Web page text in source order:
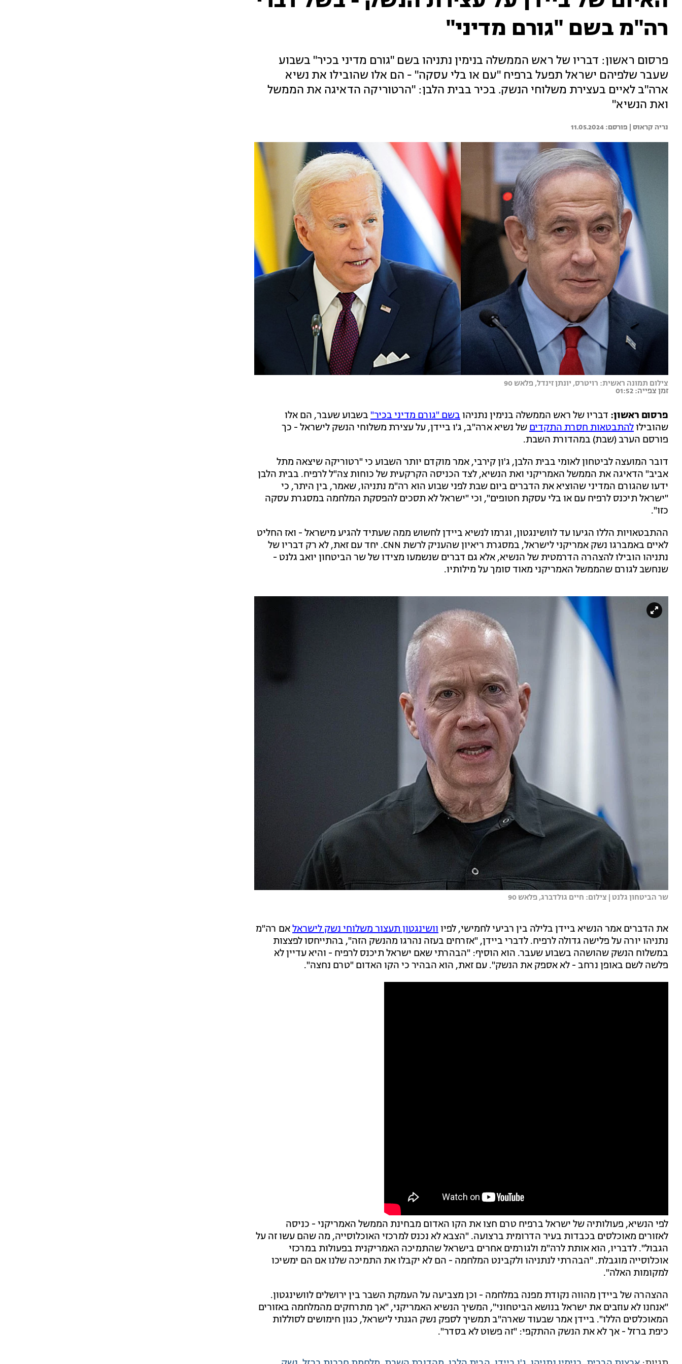
רה"מ בשם "גורם מדיני"
פרסום ראשון: דבריו של ראש הממשלה בנימין נתניהו בשם "גורם מדיני בכיר" בשבוע
שעבר שלפיהם ישראל תפעל ברפיח "עם או בלי עסקה" - הם אלו שהובילו את נשיא
ארה"ב לאיים בעצירת משלוחי הנשק. בכיר בבית הלבן: "הרטוריקה הדאיגה את הממשל
ואת הנשיא"
נריה קראוס | 11.05.2024
צילום תמונה ראשית: רויטרס, יונתן זינדל, פלאש 90
זמן צפייה: 01:52
פרסום ראשון: דבריו של ראש הממשלה בנימין נתניהובשם "גורם מדיני בכיר" בשבוע שעבר, הם אלו
שהובילולהתבטאות חסרת התקדיםשל נשיא ארה"ב, ג'ו ביידן, על עצירת משלוחי הנשק לישראל - כך
פורסם הערב (שבת) במהדורת השבת.
דובר המועצה לביטחון לאומי בבית הלבן, ג'ון קירבי, אמר מוקדם יותר השבוע כי "רטוריקה שיצאה מתל
אביב" הדאיגה את הממשל האמריקני ואת הנשיא, לצד הכניסה הקרקעית של כוחות צה"ל לרפיח. בבית הלבן
ידעו שהגורם המדיני שהוציא את הדברים ביום שבת לפני שבוע הוא רה"מ נתניהו, שאמר, בין היתר, כי
"ישראל תיכנס לרפיח עם או בלי עסקת חטופים", וכי "ישראל לא תסכים להפסקת המלחמה במסגרת עסקה
כזו".
ההתבטאויות הללו הגיעו עד לוושינגטון, וגרמו לנשיא ביידן לחשוש ממה שעתיד להגיע מישראל - ואז החליט
לאיים באמברגו נשק אמריקני לישראל, במסגרת ריאיון שהעניק לרשת CNN. יחד עם זאת, לא רק דבריו של
נתניהו הובילו להצהרה הדרמטית של הנשיא, אלא גם דברים שנשמעו מצידו של שר הביטחון יואב גלנט -
שנחשב לגורם שהממשל האמריקני מאוד סומך על מילותיו.
שר הביטחון גלנט | צילום: חיים גולדברג, פלאש 90
את הדברים אמר הנשיא ביידן בלילה בין רביעי לחמישי, לפיווושינגטון תעצור משלוחי נשק לישראלאם רה"מ
נתניהו יורה על פלישה גדולה לרפיח. לדברי ביידן, "אזרחים בעזה נהרגו מהנשק הזה", בהתייחסו לפצצות
במשלוח הנשק שהושהה בשבוע שעבר. הוא הוסיף: "הבהרתי שאם ישראל תיכנס לרפיח - והיא עדיין לא
פלשה לשם באופן נרחב - לא אספק את הנשק". עם זאת, הוא הבהיר כי הקו האדום "טרם נחצה".
לפי הנשיא, פעולותיה של ישראל ברפיח טרם חצו את הקו האדום מבחינת הממשל האמריקני - כניסה
לאזורים מאוכלסים בכבדות בעיר הדרומית ברצועה. "הצבא לא נכנס למרכזי האוכלוסייה, מה שהם עשו זה על
הגבול". לדבריו, הוא אותת לרה"מ ולגורמים אחרים בישראל שהתמיכה האמריקנית בפעולות במרכזי
אוכלוסייה מוגבלת. "הבהרתי לנתניהו ולקבינט המלחמה - הם לא יקבלו את התמיכה שלנו אם הם ימשיכו
למקומות האלה".
ההצהרה של ביידן מהווה נקודת מפנה במלחמה - וכן מצביעה על העמקת השבר בין ירושלים לוושינגטון.
"אנחנו לא עוזבים את ישראל בנושא הביטחוני", המשיך הנשיא האמריקני, "אך מתרחקים מהמלחמה באזורים
המאוכלסים הללו". ביידן אמר שבעוד שארה"ב תמשיך לספק נשק הגנתי לישראל, כגון חימושים לסוללות
כיפת ברזל - אך לא את הנשק ההתקפי: "זה פשוט לא בסדר".